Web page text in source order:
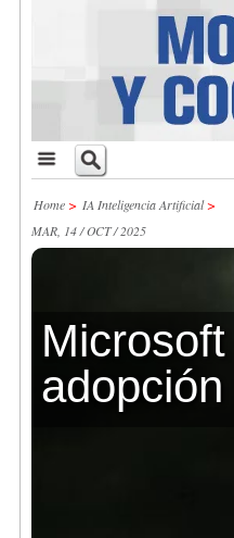
Home> IA Inteligencia Artificial>
MAR, 14 / OCT / 2025